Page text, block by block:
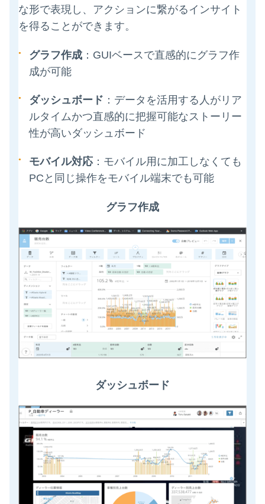
な形で表現し、アクションに繋がるインサイト
を得ることができます。
グラフ作成 ：GUIベースで直感的にグラフ作
成が可能
ダッシュボード ：データを活用する人がリア
ルタイムかつ直感的に把握可能なストーリー
性が高いダッシュボード
モバイル対応：モバイル用に加工しなくても
PCと同じ操作をモバイル端末でも可能
グラフ作成
ダッシュボード